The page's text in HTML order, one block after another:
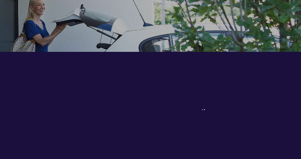
Garagentore in allen Varianten und Ausführungen an.